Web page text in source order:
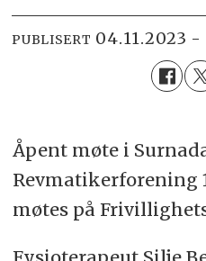
PUBLISERT 04.11.2023
Åpent møte i
Revmatikerforening
møtes på